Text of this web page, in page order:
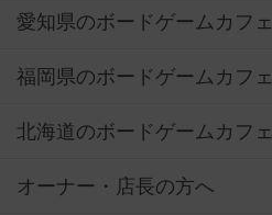
愛知県のボードゲームカフェ
福岡県のボードゲームカフェ
北海道のボードゲームカフェ
オーナー・店長の方へ